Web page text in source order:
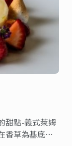
甜點-義式萊姆
香草為基底的